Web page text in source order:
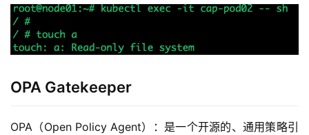
OPA Gatekeeper
OPA（Open Policy Agent）：是一个开源的、通用策略引